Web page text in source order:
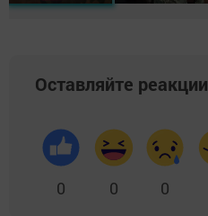
Оставляйте реакции
0 0 0